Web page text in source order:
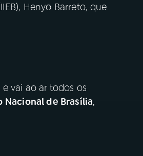
Henyo Barreto, que
vai ao ar todos os
Nacional de Brasília,